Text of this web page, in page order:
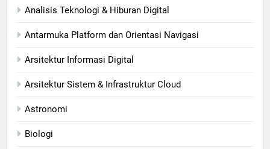
Analisis Teknologi & Hiburan Digital
Antarmuka Platform dan Orientasi Navigasi
Arsitektur Informasi Digital
Arsitektur Sistem & Infrastruktur Cloud
Astronomi
Biologi